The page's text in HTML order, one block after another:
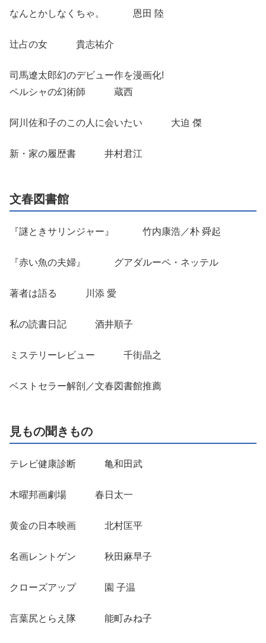
なんとかしなくちゃ。 恩田 陸
辻占の女 貴志祐介
司馬遼太郎幻のデビュー作を漫画化!
ペルシャの幻術師 蔵西
阿川佐和子のこの人に会いたい 大迫 傑
新・家の履歴書 井村君江
文春図書館
『謎ときサリンジャー』 竹内康浩／朴 舜起
『赤い魚の夫婦』 グアダルーペ・ネッテル
著者は語る 川添 愛
私の読書日記 酒井順子
ミステリーレビュー 千街晶之
ベストセラー解剖／文春図書館推薦
見もの聞きもの
テレビ健康診断 亀和田武
木曜邦画劇場 春日太一
黄金の日本映画 北村匡平
名画レントゲン 秋田麻早子
クローズアップ 園 子温
言葉尻とらえ隊 能町みね子